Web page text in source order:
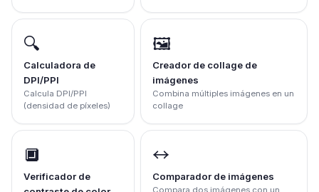
diagnóstico
🔍
Calculadora de
DPI/PPI
Calcula DPI/PPI
(densidad de píxeles)
🖼️
Creador de collage de
imágenes
Combina múltiples imágenes en un
collage
🔲
Verificador de
↔️
Comparador de imágenes
Compara dos imágenes con un